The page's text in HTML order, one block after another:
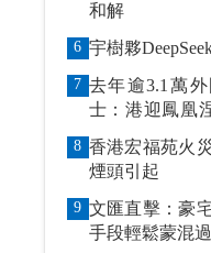
和解
6 宇樹夥
7 去年逾3.1萬外
士：港迎鳳凰涅槃時刻 外籍優
黑論被打臉
8 香港宏福苑火
煙頭引起
9 文匯直擊：豪
手段輕鬆蒙混